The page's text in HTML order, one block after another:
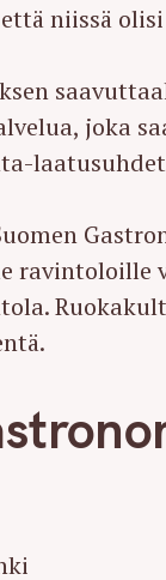
niissä
joka